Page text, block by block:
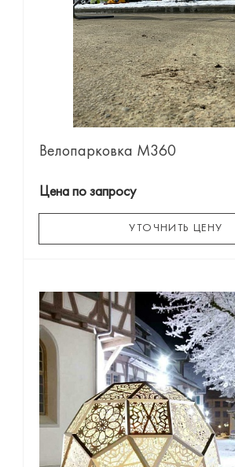
Велопарковка М360
Цена по запросу
УТОЧНИТЬ ЦЕНУ